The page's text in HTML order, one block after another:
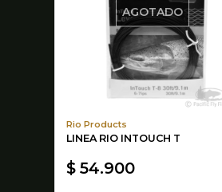
AGOTADO
Rio Products
LINEA RIO INTOUCH T
$ 54.900